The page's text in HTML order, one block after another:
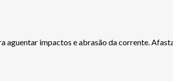
aguentar impactos e abrasão da corrente.